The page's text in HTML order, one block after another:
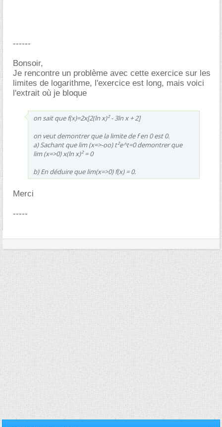
------
Bonsoir,
Je rencontre un problème avec cette exercice sur les
limites de logarithme, l'exercice est long, mais voici
l'extrait où je bloque
on sait que f(x)=2x[2(ln x)² - 3ln x + 2]
on veut demontrer que la limite de f en 0 est 0.
a) Sachant que lim (x=>-oo) t²e^t=0 demontrer que
lim (x=>0) x(ln x)² = 0
b) En déduire que lim(x=>0) f(x) = 0.
Merci
-----